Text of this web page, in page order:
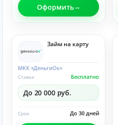
Оформить
Займ на карту
МКК «ДеньгиОк»
Бесплатно
Ставка
До 20 000 руб.
До 30 дней
Срок